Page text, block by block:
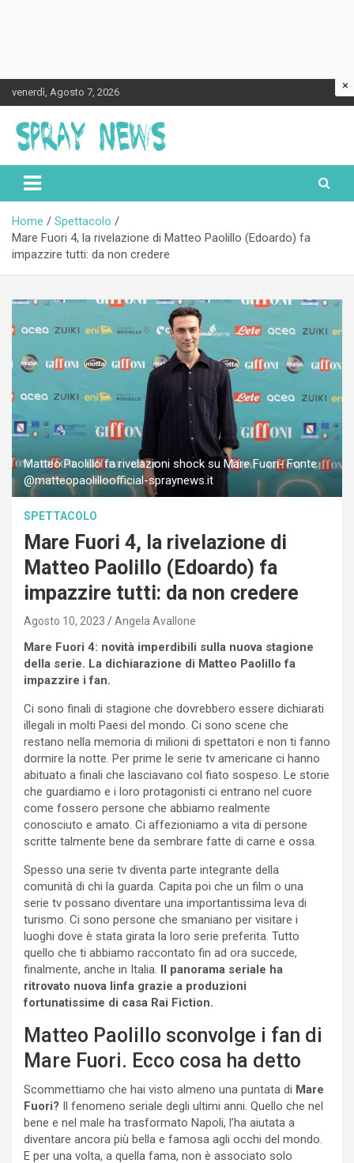
to
content
venerdì, Agosto 7, 2026
Spraynews.it
Home
Spettacolo
Mare Fuori 4, la rivelazione di Matteo Paolillo (Edoardo) fa
impazzire tutti: da non credere
Matteo Paolillo fa rivelazioni shock su Mare Fuori- Fonte
@matteopaolilloofficial-spraynews.it
SPETTACOLO
Mare Fuori 4, la rivelazione di
Matteo Paolillo (Edoardo) fa
impazzire tutti: da non credere
Agosto 10, 2023 Angela Avallone
Mare Fuori 4: novità imperdibili sulla nuova stagione
della serie. La dichiarazione di Matteo Paolillo fa
impazzire i fan.
Ci sono finali di stagione che dovrebbero essere dichiarati
illegali in molti Paesi del mondo. Ci sono scene che
restano nella memoria di milioni di spettatori e non ti fanno
dormire la notte. Per prime le serie tv americane ci hanno
abituato a finali che lasciavano col fiato sospeso. Le storie
che guardiamo e i loro protagonisti ci entrano nel cuore
come fossero persone che abbiamo realmente
conosciuto e amato. Ci affezioniamo a vita di persone
scritte talmente bene da sembrare fatte di carne e ossa.
Spesso una serie tv diventa parte integrante della
comunità di chi la guarda. Capita poi che un film o una
serie tv possano diventare una importantissima leva di
turismo. Ci sono persone che smaniano per visitare i
luoghi dove è stata girata la loro serie preferita. Tutto
quello che ti abbiamo raccontato fin ad ora succede,
finalmente, anche in Italia. Il panorama seriale ha
ritrovato nuova linfa grazie a produzioni
fortunatissime di casa Rai Fiction.
Matteo Paolillo sconvolge i fan di
Mare Fuori. Ecco cosa ha detto
Scommettiamo che hai visto almeno una puntata di Mare
Fuori? Il fenomeno seriale degli ultimi anni. Quello che nel
bene e nel male ha trasformato Napoli, l’ha aiutata a
diventare ancora più bella e famosa agli occhi del mondo.
E per una volta, a quella fama, non è associato solo
×